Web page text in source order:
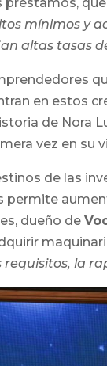
mínimos y
altas tasas
en estos
de Nora
vez en su
de las
permite
dueño de
requisitos, la